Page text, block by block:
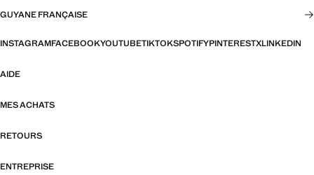
GUYANE FRANÇAISE
INSTAGRAMFACEBOOKYOUTUBETIKTOKSPOTIFYPINTERESTXLINKEDIN
AIDE
MES ACHATS
RETOURS
ENTREPRISE